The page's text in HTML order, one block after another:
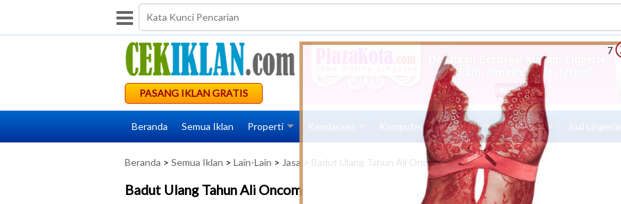
6
PASANG IKLAN GRATIS
Beranda Semua Iklan Properti Kendaraan Komputer Gadget Lain-Lain Jual
Beranda > Semua Iklan > Lain-Lain > Jasa > Badut Ulang Tahun Ali Oncom
Badut Ulang Tahun Ali Oncom